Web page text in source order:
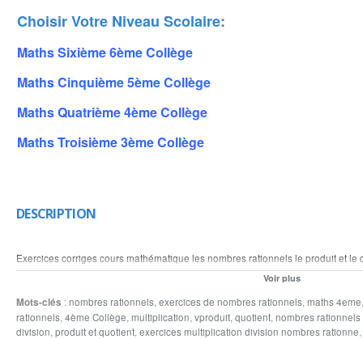
Choisir Votre Niveau Scolaire:
Maths Sixième 6ème Collège
Maths Cinquième 5ème Collège
Maths Quatrième 4ème Collège
Maths Troisième 3ème Collège
DESCRIPTION
Exercices corriges cours mathématique les nombres rationnels le produit et
quotient des nombres rationnels calcul le produit de plusieurs nombres
rationnels inverses réduire et simplifier le nombre rationnel Calculer
Voir plus
Mots-clés :nombres rationnels, exercices de nombres rationnels, maths 4eme
rationnels, 4ème Collège, multiplication, vproduit, quotient, nombres
division, produit et quotient, exercices multiplication division nombres rationne,